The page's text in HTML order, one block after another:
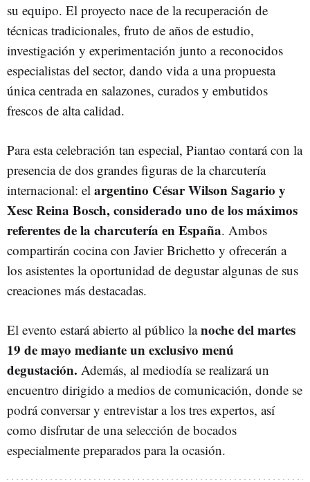
su equipo. El proyecto nace de la recuperación de
técnicas tradicionales, fruto de años de estudio,
investigación y experimentación junto a reconocidos
especialistas del sector, dando vida a una propuesta
única centrada en salazones, curados y embutidos
frescos de alta calidad.
Para esta celebración tan especial, Piantao contará con la
presencia de dos grandes figuras de la charcutería
internacional: el argentino César Wilson Sagario y
Xesc Reina Bosch, considerado uno de los máximos
referentes de la charcutería en España. Ambos
compartirán cocina con Javier Brichetto y ofrecerán a
los asistentes la oportunidad de degustar algunas de sus
creaciones más destacadas.
El evento estará abierto al público lanoche del martes
19 de mayo mediante un exclusivo menú
degustación. Además, al mediodía se realizará un
encuentro dirigido a medios de comunicación, donde se
podrá conversar y entrevistar a los tres expertos, así
como disfrutar de una selección de bocados
especialmente preparados para la ocasión.